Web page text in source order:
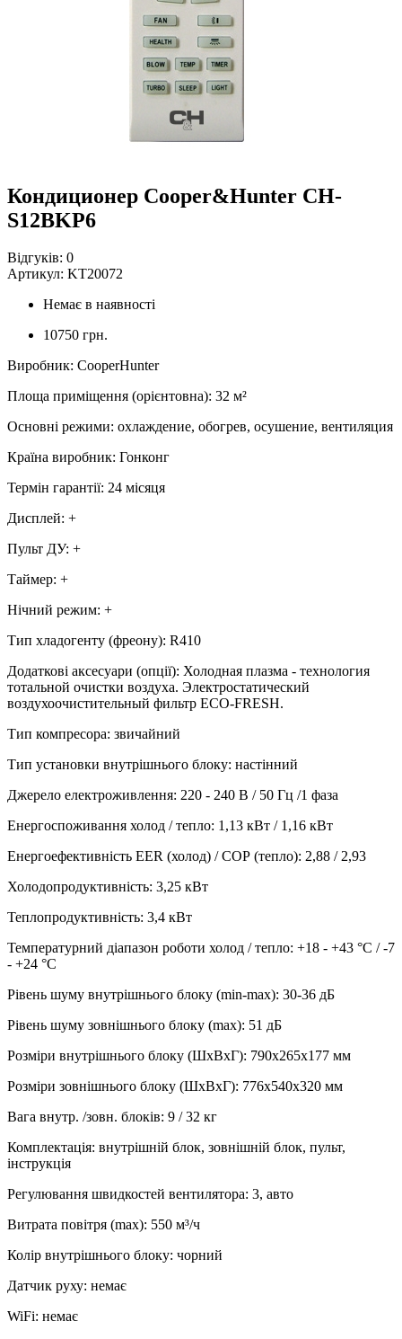
Кондиционер Cooper&Hunter CH-
S12BKP6
Відгуків: 0
Артикул: KT20072
Немає в наявності
10750 грн.
Виробник: CooperHunter
Площа приміщення (орієнтовна): 32 м²
Основні режими: охлаждение, обогрев, осушение, вентиляция
Країна виробник: Гонконг
Термін гарантії: 24 місяця
Дисплей: +
Пульт ДУ: +
Таймер: +
Нічний режим: +
Тип хладогенту (фреону): R410
Додаткові аксесуари (опції): Холодная плазма - технология
тотальной очистки воздуха. Электростатический
воздухоочистительный фильтр ECO-FRESH.
Тип компресора: звичайний
Тип установки внутрішнього блоку: настінний
Джерело електроживлення: 220 - 240 В / 50 Гц /1 фаза
Енергоспоживання холод / тепло: 1,13 кВт / 1,16 кВт
Енергоефективність EER (холод) / СОР (тепло): 2,88 / 2,93
Холодопродуктивність: 3,25 кВт
Теплопродуктивність: 3,4 кВт
Температурний діапазон роботи холод / тепло: +18 - +43 °С / -7
- +24 °С
Рівень шуму внутрішнього блоку (min-max): 30-36 дБ
Рівень шуму зовнішнього блоку (max): 51 дБ
Розміри внутрішнього блоку (ШхВхГ): 790x265x177 мм
Розміри зовнішнього блоку (ШхВхГ): 776x540x320 мм
Вага внутр. /зовн. блоків: 9 / 32 кг
Комплектація: внутрішній блок, зовнішній блок, пульт,
інструкція
Регулювання швидкостей вентилятора: 3, авто
Витрата повітря (max): 550 м³/ч
Колір внутрішнього блоку: чорний
Датчик руху: немає
WiFi: немає